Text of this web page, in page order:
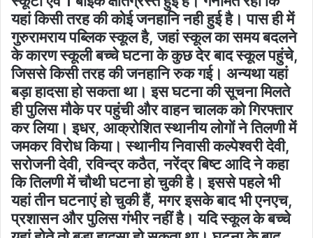
यहां किसी तरह की कोई जनहानि नही हुई है। पास ही में
गुरुरामराय पब्लिक स्कूल है, जहां स्कूल का समय बदलने
के कारण स्कूली बच्चे घटना के कुछ देर बाद स्कूल पहुंचे,
जिससे किसी तरह की जनहानि रुक गई। अन्यथा यहां
बड़ा हादसा हो सकता था। इस घटना की सूचना मिलते
ही पुलिस मौके पर पहुंची और वाहन चालक को गिरफ्तार
कर लिया। इधर, आक्रोशित स्थानीय लोगों ने तिलणी में
जमकर विरोध किया। स्थानीय निवासी कल्पेश्वरी देवी,
सरोजनी देवी, रविन्द्र कठैत, नरेंद्र बिष्ट आदि ने कहा
कि तिलणी में चौथी घटना हो चुकी है। इससे पहले भी
यहां तीन घटनाएं हो चुकी हैं, मगर इसके बाद भी एनएच,
प्रशासन और पुलिस गंभीर नहीं है। यदि स्कूल के बच्चे